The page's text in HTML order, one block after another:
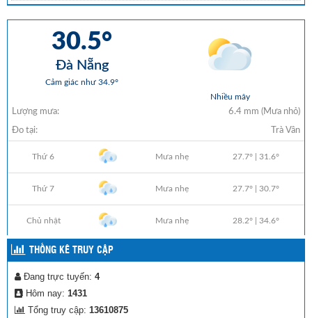
THỐNG KÊ TRUY CẬP
Đang trực tuyến: 4
Hôm nay: 1431
Tổng truy cập: 13610875